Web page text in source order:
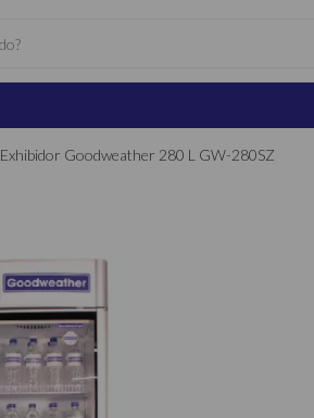
Exhibidor Goodweather 280 L GW-280SZ